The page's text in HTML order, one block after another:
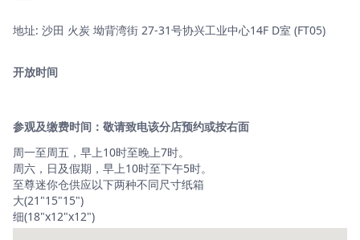
地址: 沙田 火炭 坳背湾街 27-31号协兴工业中心14F D室 (FT05)
开放时间
参观及缴费时间：敬请致电该分店预约或按右面
周一至周五，早上10时至晚上7时。
周六，日及假期，早上10时至下午5时。
至尊迷你仓供应以下两种不同尺寸纸箱
大(21"15"15")
细(18"x12"x12")